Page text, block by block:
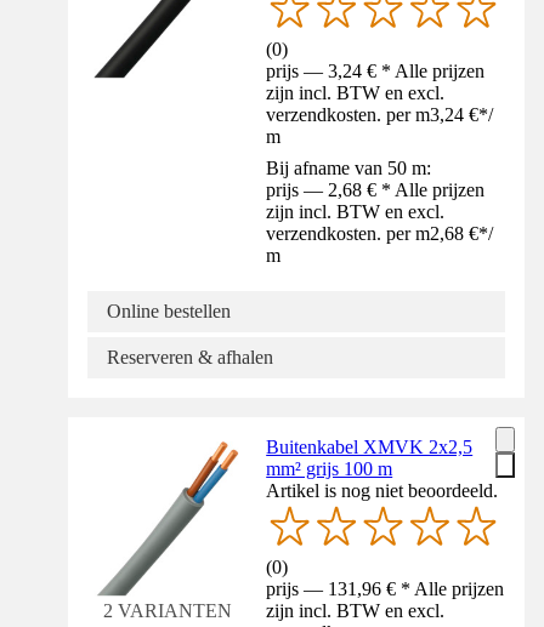
(0)
prijs — 3,24 € * Alle prijzen
zijn incl. BTW en excl.
verzendkosten. per m3,24 €*/
m
Bij afname van 50 m:
prijs — 2,68 € * Alle prijzen
zijn incl. BTW en excl.
verzendkosten. per m2,68 €*/
m
Online bestellen
Reserveren & afhalen
2 VARIANTEN
Buitenkabel XMVK 2x2,5
mm² grijs 100 m
Artikel is nog niet beoordeeld.
(0)
prijs — 131,96 € * Alle prijzen
zijn incl. BTW en excl.